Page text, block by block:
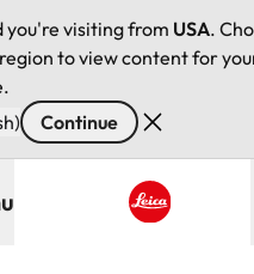
you're visiting from USA.
to view content for
Continue